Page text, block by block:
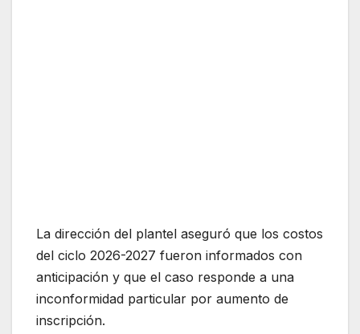
La dirección del plantel aseguró que los costos
del ciclo 2026-2027 fueron informados con
anticipación y que el caso responde a una
inconformidad particular por aumento de
inscripción.